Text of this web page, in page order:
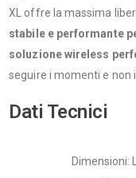
XL offre la massima
stabile e performante
soluzione wireless
seguire i momenti e non
Dati Tecnici
Dimensioni: